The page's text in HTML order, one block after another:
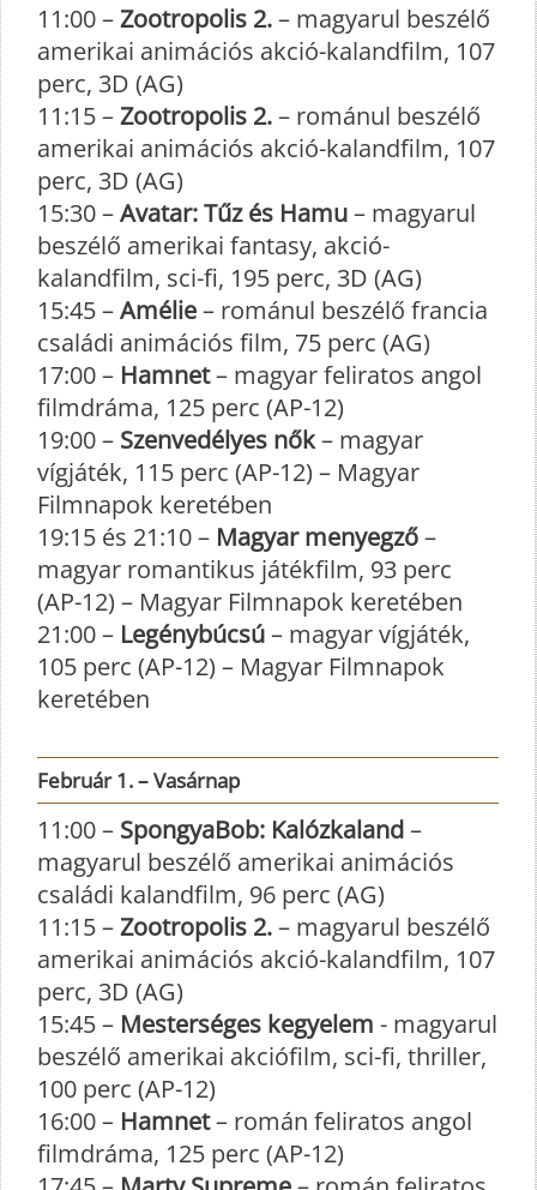
11:00 –Zootropolis 2.– magyarul beszélő
amerikai animációs akció-kalandfilm, 107
perc, 3D (AG)
11:15 –Zootropolis 2.– románul beszélő
amerikai animációs akció-kalandfilm, 107
perc, 3D (AG)
15:30 –Avatar: Tűz és Hamu– magyarul
beszélő amerikai fantasy, akció-
kalandfilm, sci-fi, 195 perc, 3D (AG)
15:45 –Amélie– románul beszélő francia
családi animációs film, 75 perc (AG)
17:00 – Hamnet– magyar feliratos angol
filmdráma, 125 perc (AP-12)
19:00 – Szenvedélyes nők– magyar
vígjáték, 115 perc (AP-12) – Magyar
Filmnapok keretében
19:15 és 21:10 – Magyar menyegző–
magyar romantikus játékfilm, 93 perc
(AP-12) – Magyar Filmnapok keretében
21:00 – Legénybúcsú– magyar vígjáték,
105 perc (AP-12) – Magyar Filmnapok
keretében
Február 1. – Vasárnap
11:00 – SpongyaBob: Kalózkaland–
magyarul beszélő amerikai animációs
családi kalandfilm, 96 perc (AG)
11:15 –Zootropolis 2.– magyarul beszélő
amerikai animációs akció-kalandfilm, 107
perc, 3D (AG)
15:45 – Mesterséges kegyelem - magyarul
beszélő amerikai akciófilm, sci-fi, thriller,
100 perc (AP-12)
16:00 – Hamnet– román feliratos angol
filmdráma, 125 perc (AP-12)